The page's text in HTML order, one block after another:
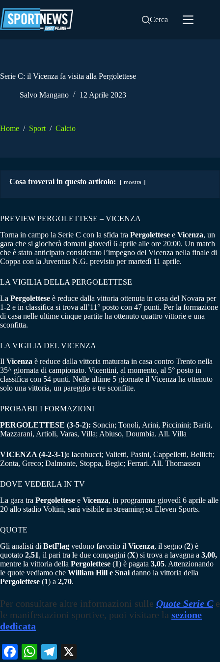
al
contenuto
Cerca
Serie C: il Vicenza fa visita alla Pergolettese
Salvo Mangano 12 Aprile 2023
Home / Sport / Calcio
Cosa troverai in questo articolo: mostra
PREVIEW PERGOLETTESE – VICENZA
Torna in campo la Serie C con la sfida tra Pergolettese e Vicenza, un
gara che si giocherà domani giovedì 6 aprile alle ore 20:00. Un match
che è stato anticipato considerato l’impegno del Vicenza nella finale di
Coppa con la Juventus N.G. previsto per martedì 11 aprile.
LA VIGILIA DELLA PERGOLETTESE
La Pergolettese è reduce dalla vittoria ottenuta in casa del Novara per
1-2 e in classifica si trova all’11° posto con 47 punti. Per la formazione
di casa nelle ultime cinque partite ha ottenuto quattro vittorie e una
sconfitta.
LA VIGILIA DEL VICENZA
Il Vicenza è reduce dalla vittoria maturata in casa contro Trento nella
35^ giornata di campionato. Vicentini, al momento, al 5° posto in
classifica con 54 punti. Nelle ultime 5 giornate il Vicenza ha ottenuto
solo una vittoria, un pareggio e tre sconfitte.
PROBABILI FORMAZIONI
PERGOLETTESE (3-5-2): Soncin; Tonoli, Arini, Piccinini; Bariti,
Mazzarani, Artioli, Varas, Villa; Abiuso, Doumbia. All. Villa
VICENZA (4-2-3-1): Iacobucci; Valietti, Pasini, Cappelletti, Bellich;
Zonta, Greco; Dalmonte, Stoppa, Begic; Ferrari. All. Thomassen
DOVE VEDERLA IN TV
La gara tra Pergolettese e Vicenza, in programma giovedì 6 aprile alle
20 allo stadio Voltini, sarà visibile in streaming su Eleven Sports.
QUOTE
Gli analisti di BetFlag vedono favorito il Vicenza, il segno (2) è
quotato 2,51, il pari tra le due compagini (X) si trova a lavagna a 3,00,
mentre la vittoria della Pergolettese (1) è pagata 3,05. Attenzionando
le quote vediamo che William Hill e Snai danno la vittoria della
Pergolettese (1) a 2,70.
Per consultare altre informazioni sulle Quote Serie C e
le manifestazioni sportive, puoi visitare la sezione
dedicata
Fa W
Te